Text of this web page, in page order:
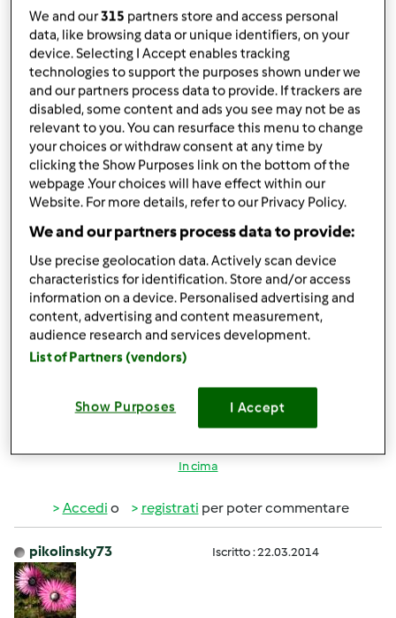
Magat Iscritto : 26.03.2014
Mer, 03/09/2016 - 18:51
Credo che siano apparecchi e procedimenti totalmente
diversi ...
In cima
mammagreen Iscritto : 19.02.2014
mi consigliate l'estrattore allora per prepara i succhi?
In cima
Accedi o registrati per poter commentare
pikolinsky73 Iscritto : 22.03.2014
We and our315 partners store and access personal
data, like browsing data or unique identifiers, on your
device. Selecting I Accept enables tracking
technologies to support the purposes shown under we
and our partners process data to provide. If trackers are
disabled, some content and ads you see may not be as
relevant to you. You can resurface this menu to change
your choices or withdraw consent at any time by
clicking the Show Purposes link on the bottom of the
webpage .Your choices will have effect within our
Website. For more details, refer to our Privacy Policy.
We and our partners process data to provide:
Use precise geolocation data. Actively scan device
characteristics for identification. Store and/or access
information on a device. Personalised advertising and
content, advertising and content measurement,
audience research and services development.
List of Partners (vendors)
Show Purposes I Accept